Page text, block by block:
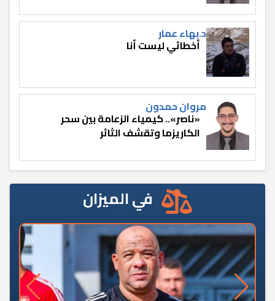
د.بهاء عمار
أخطائي ليست أنا
مروان حمدون
«ناصر».. كيمياء الزعامة بين سحر
الكاريزما وتقشف الثائر
في الميزان